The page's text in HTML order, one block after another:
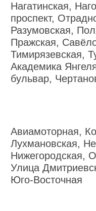
Нагатинская,
проспект,
Разумовская,
Пражская,
Тимирязевская,
Академика
бульвар,
Авиамоторная,
Лухмановская,
Нижегородская,
Улица
Юго-Восточная